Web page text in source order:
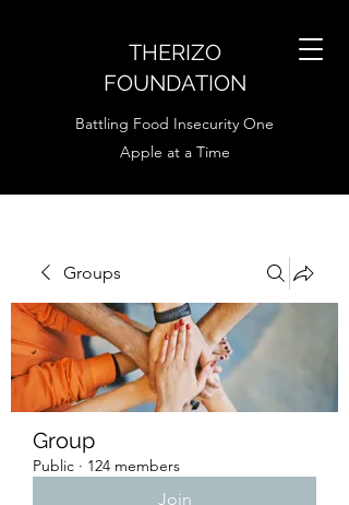
THERIZO
FOUNDATION
Battling Food Insecurity One
Apple at a Time
Groups
Group
Public · 124 members
Join